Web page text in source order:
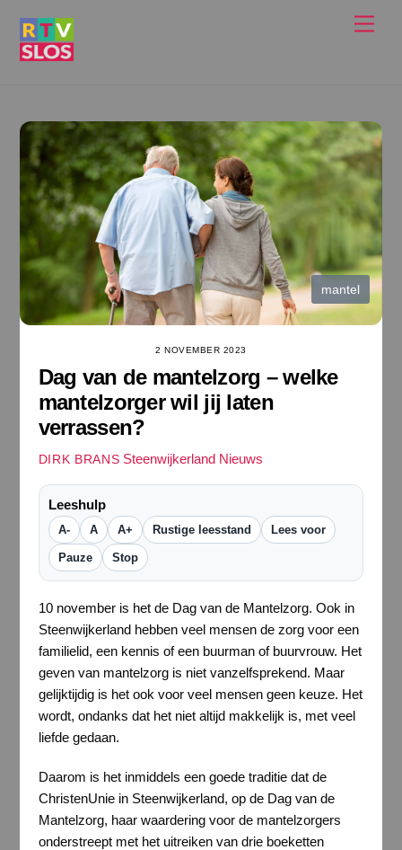
mantel
2 NOVEMBER 2023
Dag van de mantelzorg – welke
mantelzorger wil jij laten
verrassen?
DIRK BRANS Steenwijkerland Nieuws
Leeshulp
A- A A+ Rustige leesstand Lees voor
Pauze Stop
10 november is het de Dag van de Mantelzorg. Ook in
Steenwijkerland hebben veel mensen de zorg voor een
familielid, een kennis of een buurman of buurvrouw. Het
geven van mantelzorg is niet vanzelfsprekend. Maar
gelijktijdig is het ook voor veel mensen geen keuze. Het
wordt, ondanks dat het niet altijd makkelijk is, met veel
liefde gedaan.
Daarom is het inmiddels een goede traditie dat de
ChristenUnie in Steenwijkerland, op de Dag van de
Mantelzorg, haar waardering voor de mantelzorgers
onderstreept met het uitreiken van drie boeketten